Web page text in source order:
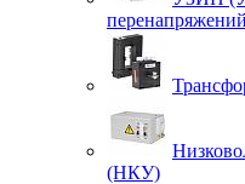
(НКУ)